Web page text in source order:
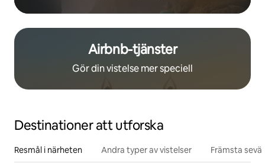
Airbnb-tjänster
Gör din vistelse mer speciell
Destinationer att utforska
Resmål i närheten Andra typer av vistelser Främsta